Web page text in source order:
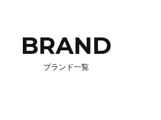
BRAND
ブランド一覧